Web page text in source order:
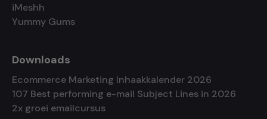
iMeshh
Yummy Gums
Downloads
Ecommerce Marketing Inhaakkalender 2026
107 Best performing e-mail Subject Lines in 2026
2x groei emailcursus